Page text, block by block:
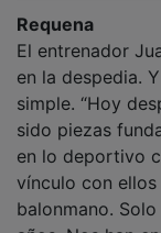
El entrenador
en la despedia.
simple. “Hoy
sido piezas
en lo deportivo
vínculo con ellos
balonmano.
años. Nos han